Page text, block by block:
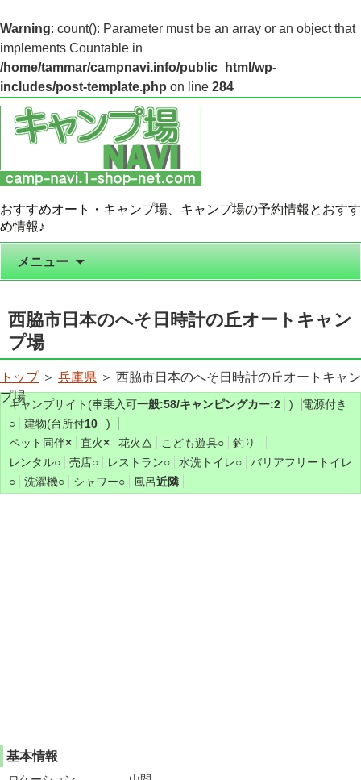
Warning: count(): Parameter must be an array or an object that
implements Countable in
/home/tammar/campnavi.info/public_html/wp-
includes/post-template.php on line 284
おすすめオート・キャンプ場、キャンプ場の予約情報とおすす
め情報♪
メニュー
西脇市日本のへそ日時計の丘オートキャン
プ場
トップ＞ 兵庫県 ＞ 西脇市日本のへそ日時計の丘オートキャン
プ場
キャンプサイト(車乗入可一般:58/キャンピングカー:2 )
電源付き
○
建物(台所付10
)
ペット同伴× 直火× 花火 △ こども遊具○ 釣り
レンタル○ 売店○ レストラン○ 水洗トイレ○
バリアフリートイレ
○
洗濯機○ シャワー○ 風呂近隣
基本情報